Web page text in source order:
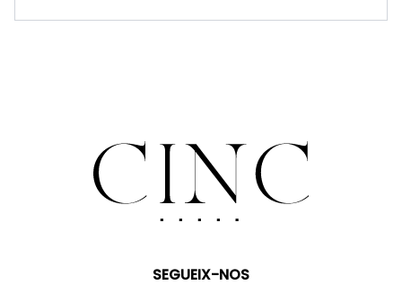
SEGUEIX-NOS